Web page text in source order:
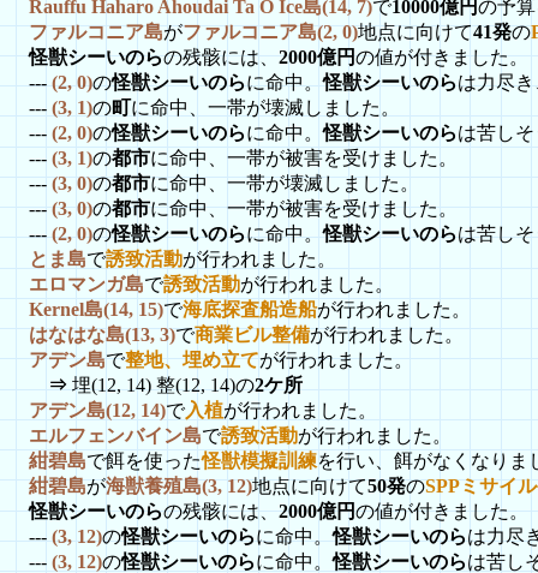
Rauffu Haharo Ahoudai Ta O Ice島(14, 7)で10000億円の予
ファルコニア島がファルコニア島(2, 0)地点に向けて41発の
怪獣シーいのらの残骸には、2000億円の値が付きました。
---(2, 0)の怪獣シーいのらに命中。怪獣シーいのらは力尽
--- (3, 1)の町に命中、一帯が壊滅しました。
--- (2, 0)の怪獣シーいのらに命中。怪獣シーいのらは苦し
--- (3, 1)の都市に命中、一帯が被害を受けました。
---(3, 0)の都市に命中、一帯が壊滅しました。
---(3, 0)の都市に命中、一帯が被害を受けました。
---(2, 0)の怪獣シーいのらに命中。怪獣シーいのらは苦し
とま島で誘致活動が行われました。
エロマンガ島で誘致活動が行われました。
Kernel島(14, 15)で海底探査船造船が行われました。
はなはな島(13, 3)で商業ビル整備が行われました。
アデン島で整地、埋め立てが行われました。
⇒埋(12, 14) 整(12, 14)の2ケ所
アデン島(12, 14)で入植が行われました。
エルフェンバイン島で誘致活動が行われました。
紺碧島で餌を使った怪獣模擬訓練を行い、餌がなくなりま
紺碧島が海獣養殖島(3, 12)地点に向けて50発のSPPミサイ
怪獣シーいのらの残骸には、2000億円の値が付きました。
---(3, 12)の怪獣シーいのらに命中。怪獣シーいのらは力尽
--- (3, 12)の怪獣シーいのらに命中。怪獣シーいのらは苦し